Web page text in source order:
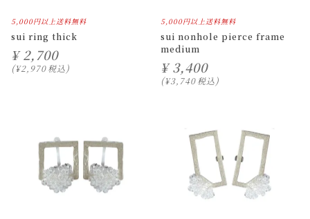
5,000円以上送料無料
sui ring thick
¥ 2,700
¥2,970税込
5,000円以上送料無料
sui nonhole pierce frame
medium
¥ 3,400
¥3,740税込